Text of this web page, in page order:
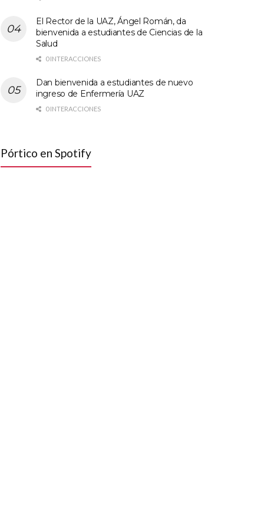
El Rector de la UAZ, Ángel Román, da
bienvenida a estudiantes de Ciencias de la
Salud
0 INTERACCIONES
Dan bienvenida a estudiantes de nuevo
ingreso de Enfermería UAZ
0 INTERACCIONES
Pórtico en Spotify